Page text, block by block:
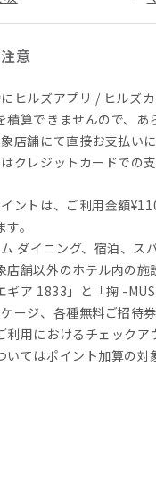
意
ヒルズアプリ / ヒルズ
積算できませんので、あ
店舗にて直接お支払い
クレジットカードでの
ントは、ご利用金額
。
ダイニング、宿泊、ス
店舗以外のホテル内の施
ギア 1833」と「掬 -
ージ、各種無料ご招待
利用におけるチェック
いてはポイント加算の対